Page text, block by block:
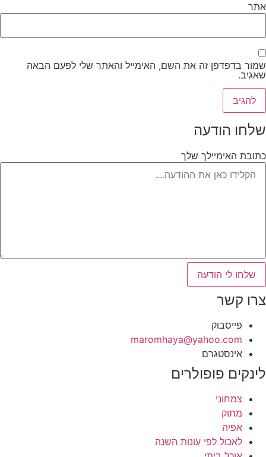
אתר
שמור בדפדפן זה את השם, האימייל והאתר שלי לפעם הבאה
שאגיב.
שלחו הודעה
כתובת האימיילך שלך
שלחו לי הודעה
צרו קשר
פייסבוק
‫maromhaya@yahoo.com
אינסטגרם
לינקים פופולרים
צמחוני
מתוק
אפיה
לאכול לפי עונות השנה